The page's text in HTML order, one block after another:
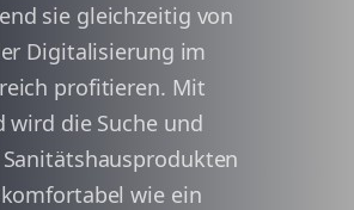
sie gleichzeitig von
Digitalisierung im
profitieren. Mit
die Suche und
wie ein